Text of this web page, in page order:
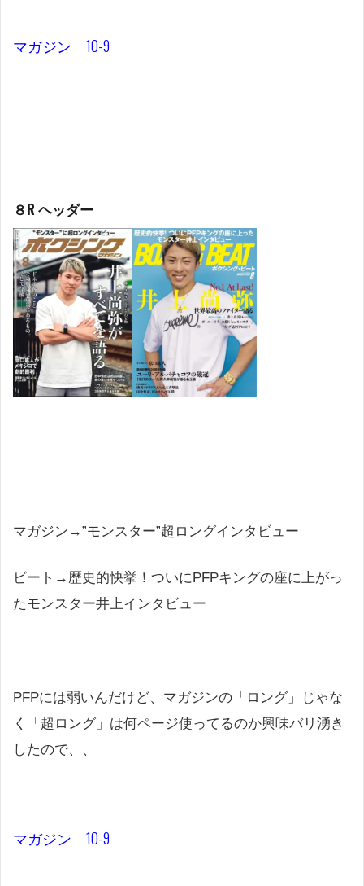
マガジン 10-9
８R ヘッダー
マガジン→”モンスター”超ロングインタビュー
ビート→歴史的快挙！ついにPFPキングの座に上がっ
たモンスター井上インタビュー
PFPには弱いんだけど、マガジンの「ロング」じゃな
く「超ロング」は何ページ使ってるのか興味バリ湧き
したので、、
マガジン 10-9